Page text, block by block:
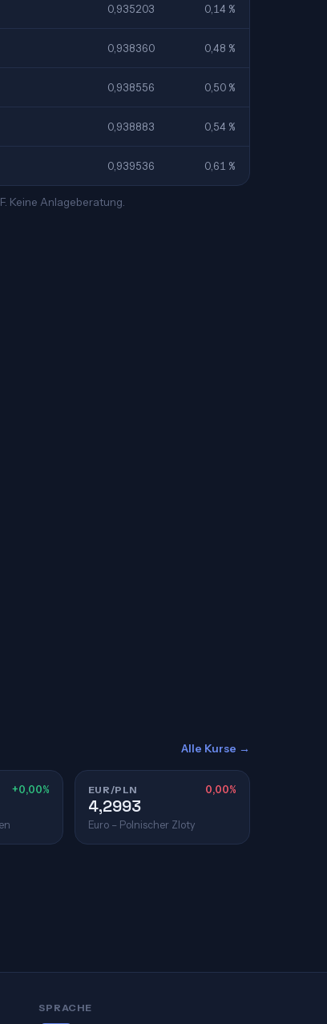
0,935203 0,14 %
0,938360 0,48 %
0,938556 0,50 %
0,938883 0,54 %
0,939536 0,61 %
Keine Anlageberatung.
Alle Kurse →
+0,00% EUR/PLN 0,00%
4,2993
Euro – Polnischer Zloty
SPRACHE